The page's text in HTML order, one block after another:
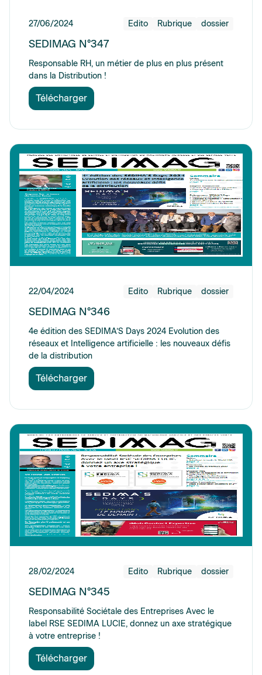
27/06/2024 Edito Rubrique dossier
SEDIMAG N°347
Responsable RH, un métier de plus en plus présent
dans la Distribution !
Télécharger
22/04/2024 Edito Rubrique dossier
SEDIMAG N°346
4e édition des SEDIMA’S Days 2024 Evolution des
réseaux et Intelligence artificielle : les nouveaux défis
de la distribution
Télécharger
28/02/2024 Edito Rubrique dossier
SEDIMAG N°345
Responsabilité Sociétale des Entreprises Avec le
label RSE SEDIMA LUCIE, donnez un axe stratégique
à votre entreprise !
Télécharger